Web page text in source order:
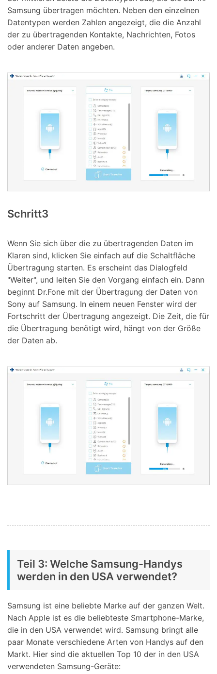
Samsung übertragen möchten. Neben den einzelnen
Datentypen werden Zahlen angezeigt, die die Anzahl
der zu übertragenden Kontakte, Nachrichten, Fotos
oder anderer Daten angeben.
Schritt3
Wenn Sie sich über die zu übertragenden Daten im
Klaren sind, klicken Sie einfach auf die Schaltfläche
Übertragung starten. Es erscheint das Dialogfeld
"Weiter", und leiten Sie den Vorgang einfach ein. Dann
beginnt Dr.Fone mit der Übertragung der Daten von
Sony auf Samsung. In einem neuen Fenster wird der
Fortschritt der Übertragung angezeigt. Die Zeit, die für
die Übertragung benötigt wird, hängt von der Größe
der Daten ab.
Teil 3: Welche Samsung-Handys
werden in den USA verwendet?
Samsung ist eine beliebte Marke auf der ganzen Welt.
Nach Apple ist es die beliebteste Smartphone-Marke,
die in den USA verwendet wird. Samsung bringt alle
paar Monate verschiedene Arten von Handys auf den
Markt. Hier sind die aktuellen Top 10 der in den USA
verwendeten Samsung-Geräte: